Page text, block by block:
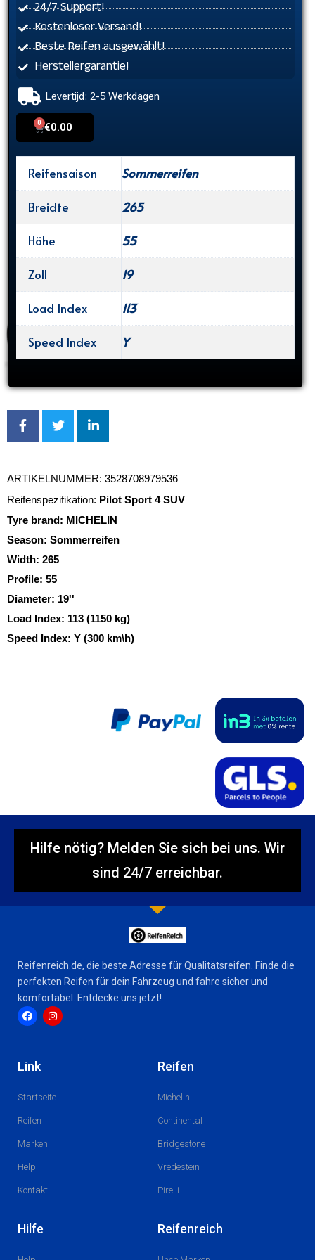
24/7 Support!
Kostenloser Versand!
Beste Reifen ausgewählt!
Herstellergarantie!
Levertijd: 2-5 Werkdagen
€0.00
0
Cart
Reifensaison
Sommerreifen
Breidte
265
Höhe
55
Zoll
19
Load Index
113
Speed Index
Y
ARTIKELNUMMER: 3528708979536
Reifenspezifikation: Pilot Sport 4 SUV
Tyre brand: MICHELIN
Season: Sommerreifen
Width: 265
Profile: 55
Diameter: 19''
Load Index: 113 (1150 kg)
Speed Index: Y (300 km\h)
Hilfe nötig? Melden Sie sich bei uns. Wir
sind 24/7 erreichbar.
Reifenreich.de, die beste Adresse für Qualitätsreifen. Finde die
perfekten Reifen für dein Fahrzeug und fahre sicher und
komfortabel. Entdecke uns jetzt!
c
e
o r
Link
Startseite
Reifen
Marken
Help
Kontakt
Reifen
Michelin
Continental
Bridgestone
Vredestein
Pirelli
Hilfe Reifenreich